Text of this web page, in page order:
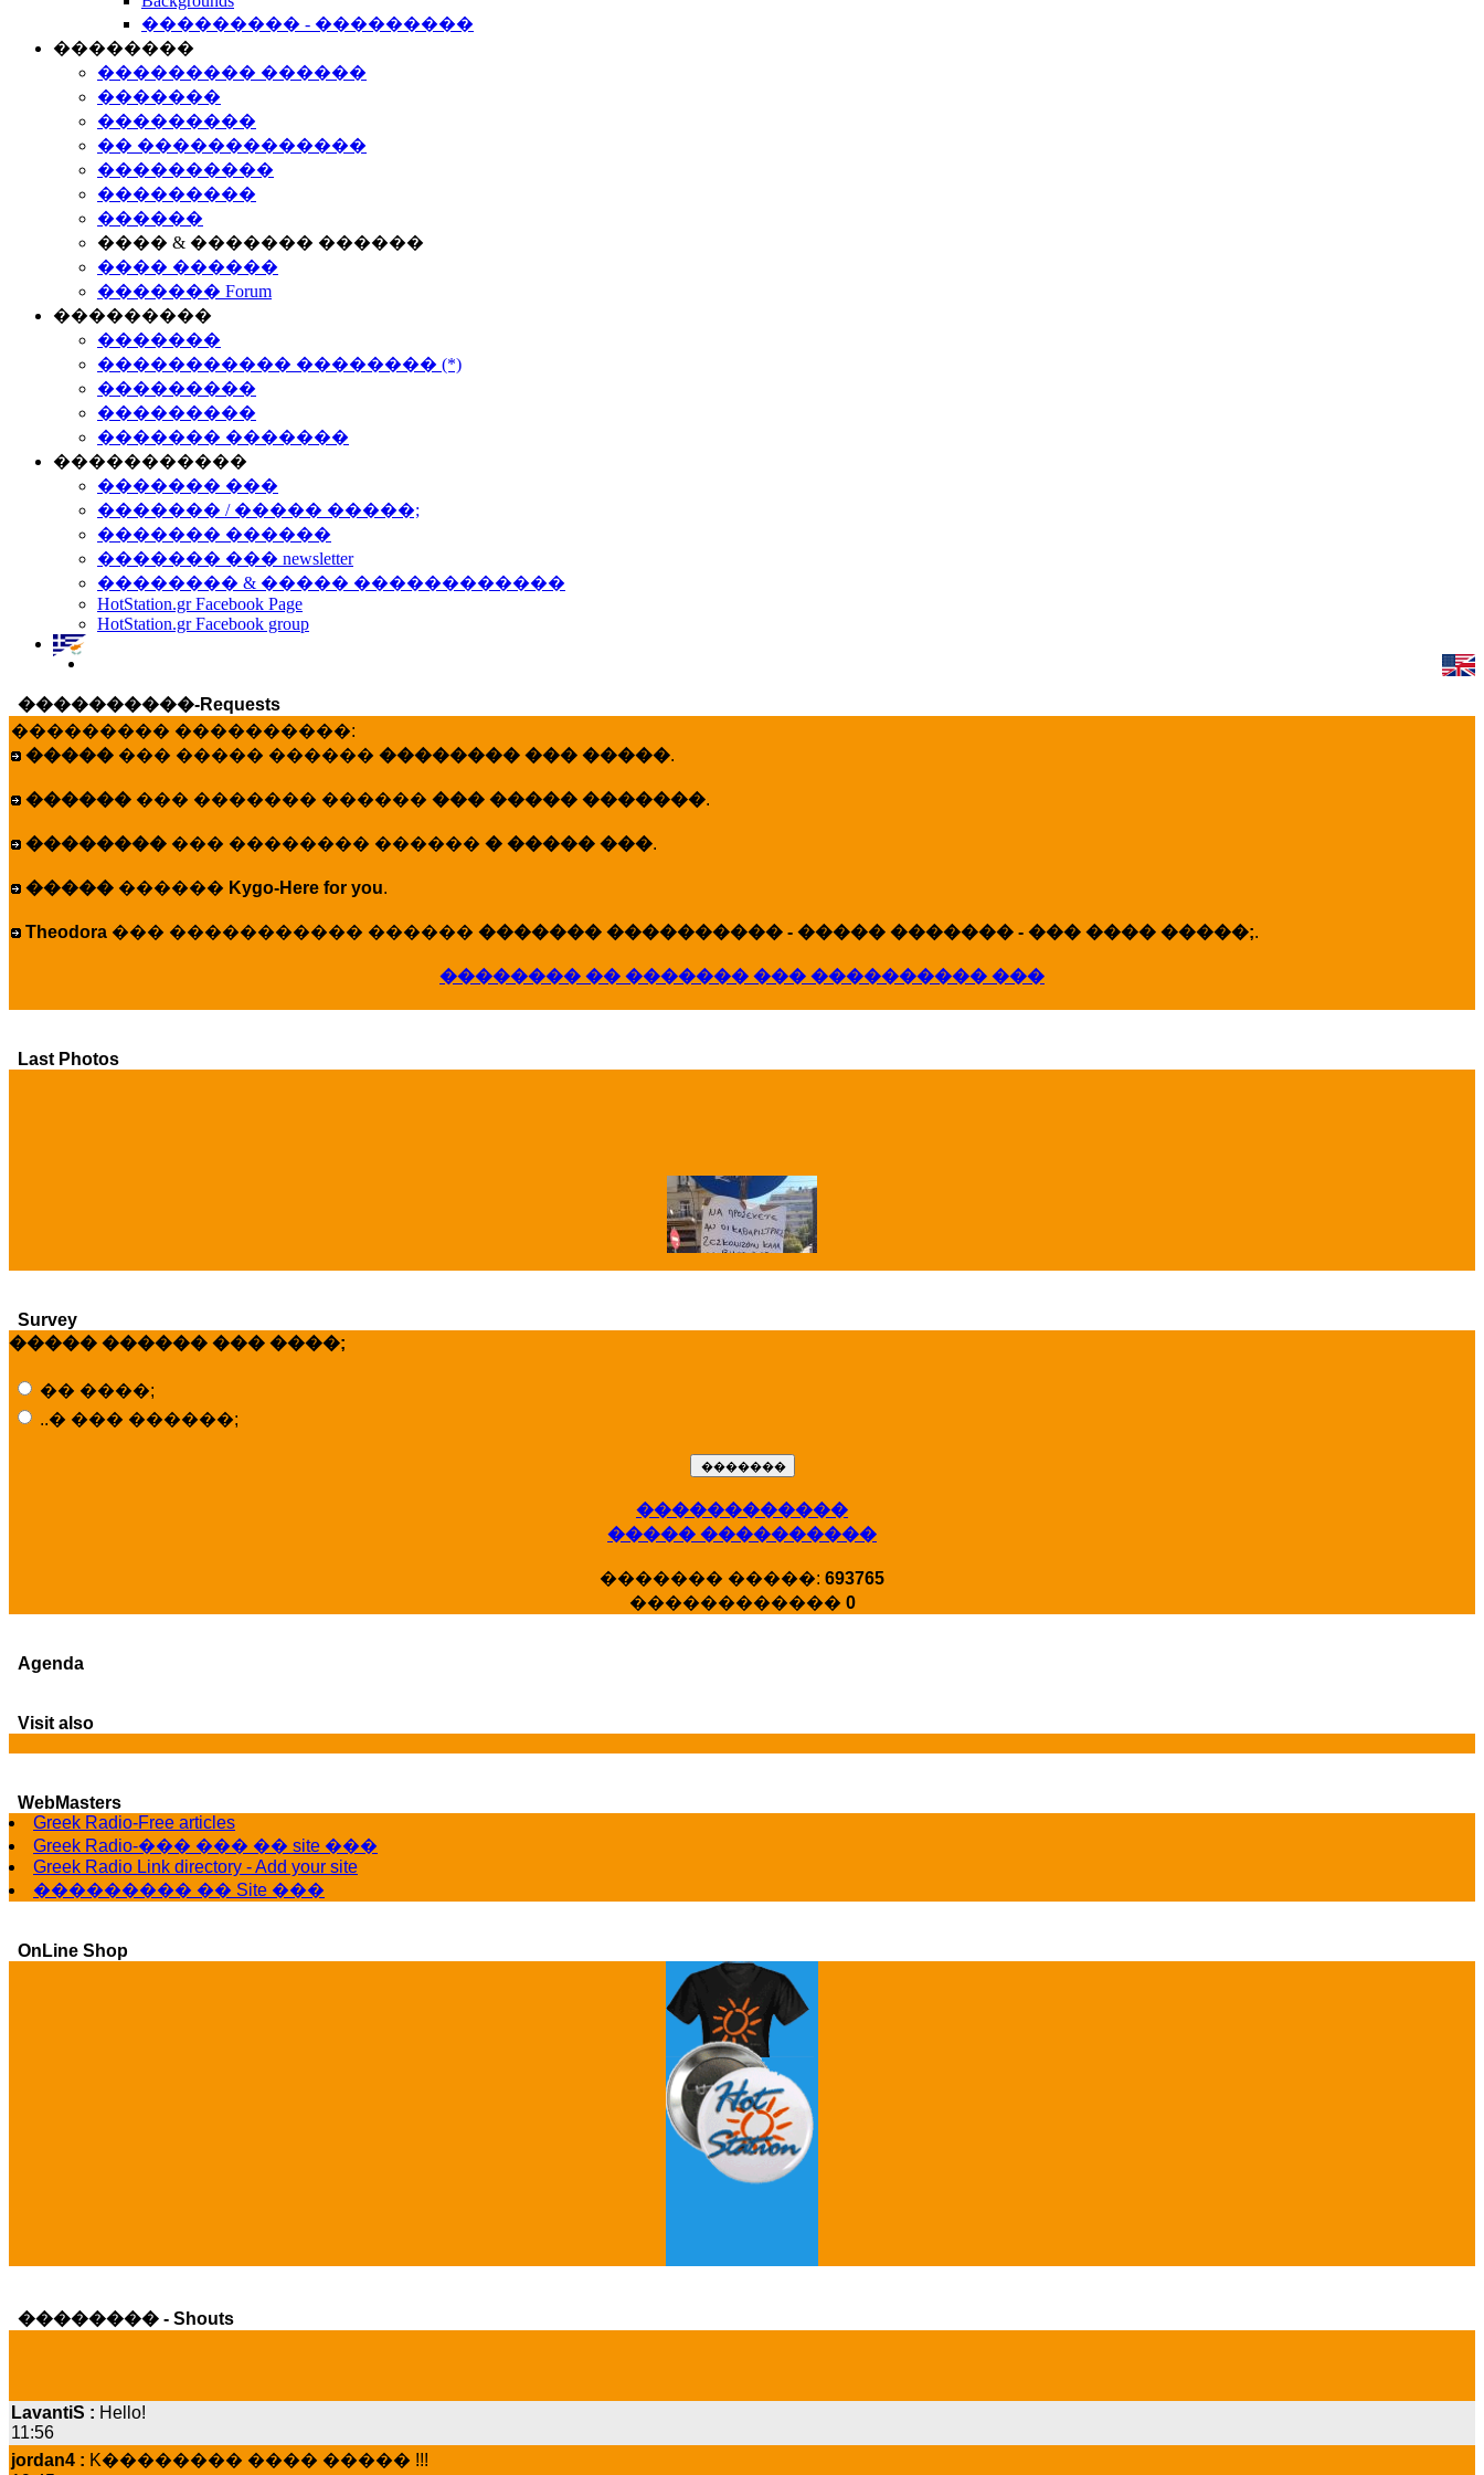
��������� - ���������
��������
��������� ������
�������
���������
�� �������������
����������
���������
������
���� & ������� ������
���� ������
������� Forum
���������
�������
����������� �������� (*)
���������
���������
������� �������
�����������
������� ���
������� / ����� �����;
������� ������
������� ��� newsletter
�������� & ����� ������������
HotStation.gr Facebook Page
HotStation.gr Facebook group
����������-Requests
��������� ����������:
����� ��� ����� ������ �������� ��� �����.
������ ��� ������� ������ ��� ����� �������.
�������� ��� �������� ������ � ����� ���.
����� ������ Kygo-Here for you.
Theodora ��� ����������� ������ ������� ���������� - ����� ������� - ��� ���� �����;.
�������� �� ������� ��� ���������� ���
Last Photos
X�����
�����
HotStat ...
Grey's Anatomy
Survey
����� ������ ��� ����;
�� ����;
..� ��� ������;
������������
����� ����������
������� �����: 693765
������������ 0
Agenda
Visit also
WebMasters
Greek Radio-Free articles
Greek Radio-��� ��� �� site ���
Greek Radio Link directory - Add your site
��������� �� Site ���
OnLine Shop
�������� - Shouts
11:56
jordan4 :K�������� ���� ����� !!!
19:45